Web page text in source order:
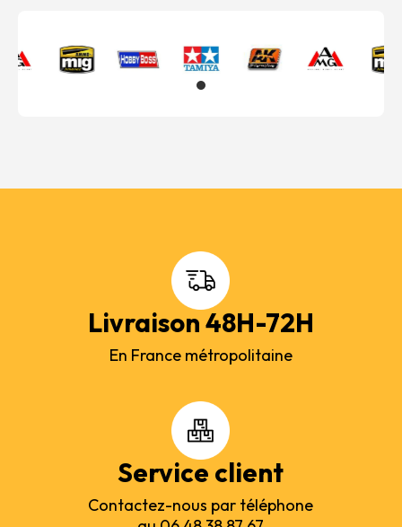
Livraison 48H-72H
En France métropolitaine
Service client
Contactez-nous par téléphone